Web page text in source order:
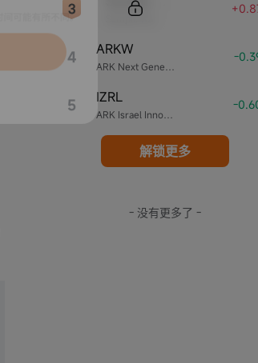
4 ARKW -
5 IZRL -
解锁更多
- 没有更多了 -